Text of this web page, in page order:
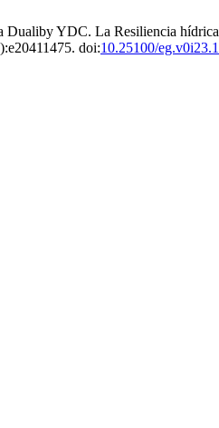
YDC. La Resiliencia
doi:10.25100/